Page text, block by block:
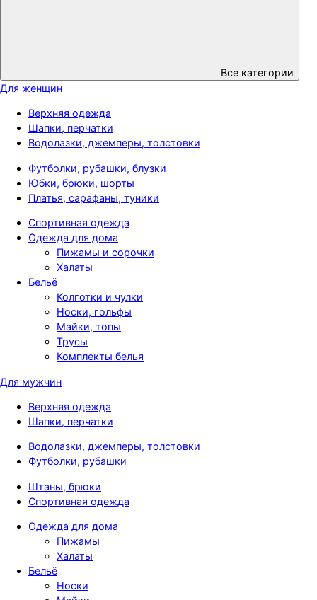
Все категории
Для женщин
Верхняя одежда
Шапки, перчатки
Водолазки, джемперы, толстовки
Футболки, рубашки, блузки
Юбки, брюки, шорты
Платья, сарафаны, туники
Спортивная одежда
Одежда для дома
Пижамы и сорочки
Халаты
Бельё
Колготки и чулки
Носки, гольфы
Майки, топы
Трусы
Комплекты белья
Для мужчин
Верхняя одежда
Шапки, перчатки
Водолазки, джемперы, толстовки
Футболки, рубашки
Штаны, брюки
Спортивная одежда
Одежда для дома
Пижамы
Халаты
Бельё
Носки